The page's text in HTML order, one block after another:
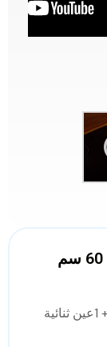
• مسطح 4 عين كهربائية (2عين كلاسيك + 1عين ثنائية